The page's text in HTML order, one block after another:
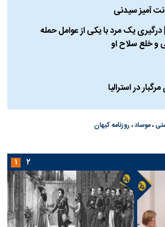
آمیز سیدنی
درگیری یک مرد با یکی از عوامل حمله
و خلع سلاح او
در استرالیا
،موساد، روزنامه کیهان
۱ ۲